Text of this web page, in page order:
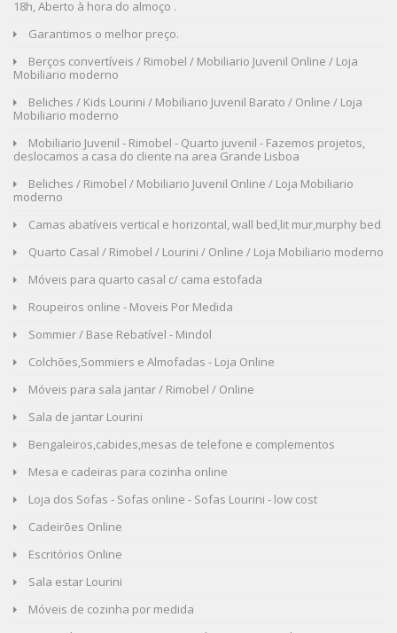
18h, Aberto à hora do almoço .
Garantimos o melhor preço.
Berços convertíveis / Rimobel / Mobiliario Juvenil Online / Loja
Mobiliario moderno
Beliches / Kids Lourini / Mobiliario Juvenil Barato / Online / Loja
Mobiliario moderno
Mobiliario Juvenil - Rimobel - Quarto juvenil - Fazemos projetos,
deslocamos a casa do cliente na area Grande Lisboa
Beliches / Rimobel / Mobiliario Juvenil Online / Loja Mobiliario
moderno
Camas abatíveis vertical e horizontal, wall bed,lit mur,murphy bed
Quarto Casal / Rimobel / Lourini / Online / Loja Mobiliario moderno
Móveis para quarto casal c/ cama estofada
Roupeiros online - Moveis Por Medida
Sommier / Base Rebatível - Mindol
Colchões,Sommiers e Almofadas - Loja Online
Móveis para sala jantar / Rimobel / Online
Sala de jantar Lourini
Bengaleiros,cabides,mesas de telefone e complementos
Mesa e cadeiras para cozinha online
Loja dos Sofas - Sofas online - Sofas Lourini - low cost
Cadeirões Online
Escritórios Online
Sala estar Lourini
Móveis de cozinha por medida